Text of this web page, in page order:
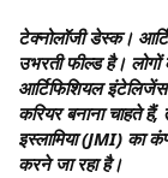
टेक्नोलॉजी डेस्क।
उभरती फील्ड है।
आर्टिफिशियल
करियर बनाना चाहते हैं,
इस्लामिया (JMI) का
करने जा रहा है।